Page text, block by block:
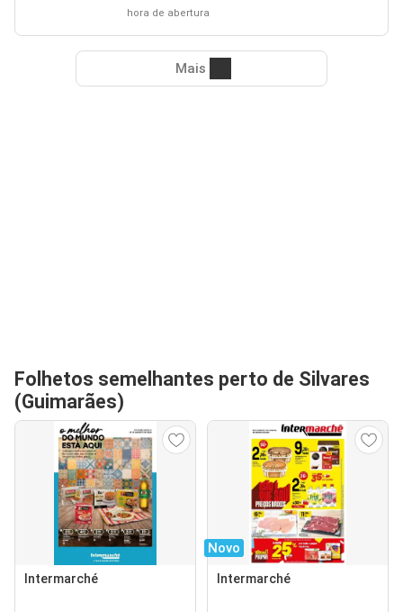
hora de abertura
Mais
Folhetos semelhantes perto de Silvares
(Guimarães)
Intermarché
Novo
Intermarché